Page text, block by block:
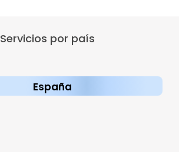
Servicios por país
España